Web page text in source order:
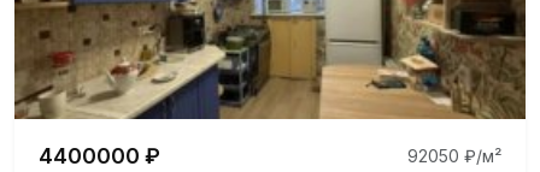
4400000 ₽ 92050 ₽/м²